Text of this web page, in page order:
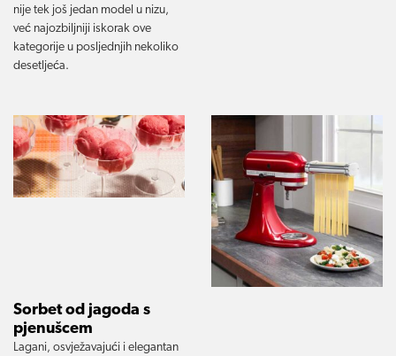
nije tek još jedan model u nizu,
već najozbiljniji iskorak ove
kategorije u posljednjih nekoliko
desetljeća.
Sorbet od jagoda s
pjenušcem
Lagani, osvježavajući i elegantan